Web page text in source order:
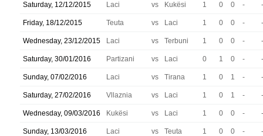
Saturday, 12/12/2015 Laci vs Kukësi 1 0 0 - -
Friday, 18/12/2015 Teuta vs Laci 1 0 0 - -
Wednesday, 23/12/2015 Laci vs Terbuni 1 0 0 - -
Saturday, 30/01/2016 Partizani vs Laci 0 1 0 - -
Sunday, 07/02/2016 Laci vs Tirana 1 0 1 - -
Saturday, 27/02/2016 Vllaznia vs Laci 1 0 1 - -
Wednesday, 09/03/2016 Kukësi vs Laci 1 0 0 - -
Sunday, 13/03/2016 Laci vs Teuta 1 0 0 - -